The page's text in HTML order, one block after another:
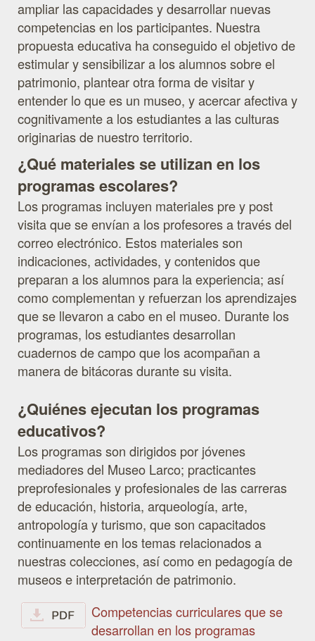
ampliar las capacidades y desarrollar nuevas
competencias en los participantes. Nuestra
propuesta educativa ha conseguido el objetivo de
estimular y sensibilizar a los alumnos sobre el
patrimonio, plantear otra forma de visitar y
entender lo que es un museo, y acercar afectiva y
cognitivamente a los estudiantes a las culturas
originarias de nuestro territorio.
¿Qué materiales se utilizan en los
programas escolares?
Los programas incluyen materiales pre y post
visita que se envían a los profesores a través del
correo electrónico. Estos materiales son
indicaciones, actividades, y contenidos que
preparan a los alumnos para la experiencia; así
como complementan y refuerzan los aprendizajes
que se llevaron a cabo en el museo. Durante los
programas, los estudiantes desarrollan
cuadernos de campo que los acompañan a
manera de bitácoras durante su visita.
¿Quiénes ejecutan los programas
educativos?
Los programas son dirigidos por jóvenes
mediadores del Museo Larco; practicantes
preprofesionales y profesionales de las carreras
de educación, historia, arqueología, arte,
antropología y turismo, que son capacitados
continuamente en los temas relacionados a
nuestras colecciones, así como en pedagogía de
museos e interpretación de patrimonio.
Competencias curriculares que se
desarrollan en los programas